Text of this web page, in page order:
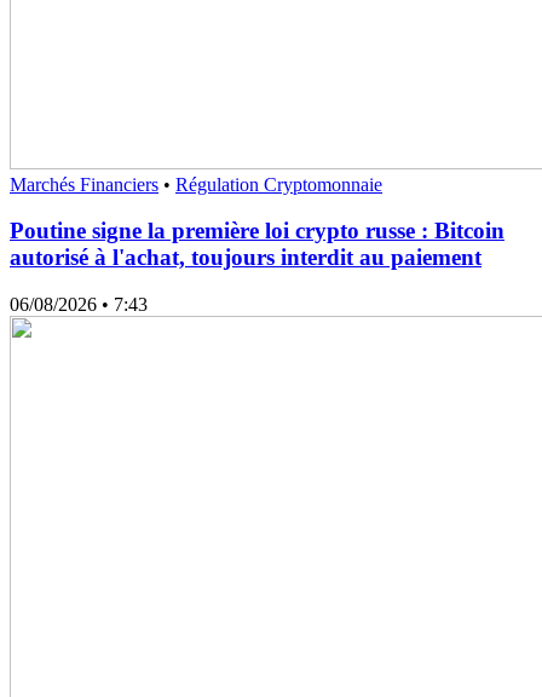
Marchés Financiers • Régulation Cryptomonnaie
Poutine signe la première loi crypto russe : Bitcoin
autorisé à l'achat, toujours interdit au paiement
06/08/2026 • 7:43